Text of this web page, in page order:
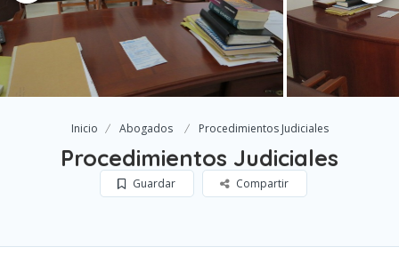
Inicio Abogados Procedimientos Judiciales
Procedimientos Judiciales
Guardar Compartir